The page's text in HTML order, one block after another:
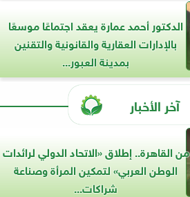
الدكتور أحمد عمارة يعقد اجتماعًا موسعًا
بالإدارات العقارية والقانونية والتقنين
بمدينة العبور...
آخر الأخبار
من القاهرة.. إطلاق «الاتحاد الدولي لرائدات
الوطن العربي» لتمكين المرأة وصناعة
شراكات...